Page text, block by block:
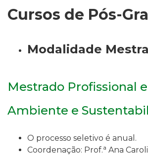
Cursos de Pós-
Modalidade
Mestrado Profissional
Ambiente e
O processo seletivo é anual.
Coordenação: Prof.a Ana